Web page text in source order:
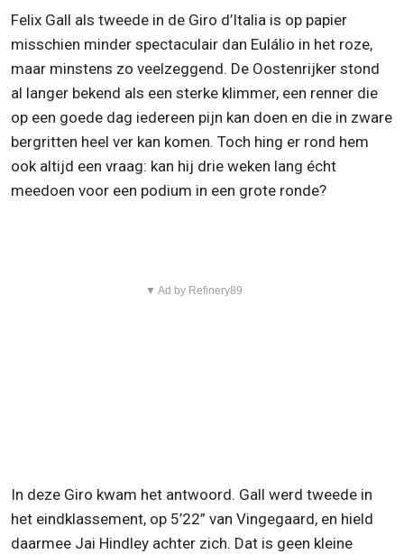
Felix Gall als tweede in de Giro d’Italia is op papier
misschien minder spectaculair dan Eulálio in het roze,
maar minstens zo veelzeggend. De Oostenrijker stond
al langer bekend als een sterke klimmer, een renner die
op een goede dag iedereen pijn kan doen en die in zware
bergritten heel ver kan komen. Toch hing er rond hem
ook altijd een vraag: kan hij drie weken lang écht
meedoen voor een podium in een grote ronde?
▼ Ad by Refinery89
In deze Giro kwam het antwoord. Gall werd tweede in
het eindklassement, op 5’22” van Vingegaard, en hield
daarmee Jai Hindley achter zich. Dat is geen kleine